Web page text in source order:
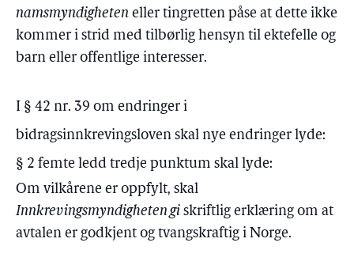
namsmyndigheten eller tingretten påse at dette ikke
kommer i strid med tilbørlig hensyn til ektefelle og
barn eller offentlige interesser.
I § 42 nr. 39 om endringer i
bidragsinnkrevingsloven skal nye endringer lyde:
§ 2 femte ledd tredje punktum skal lyde:
Om vilkårene er oppfylt, skal
Innkrevingsmyndigheten gi skriftlig erklæring om at
avtalen er godkjent og tvangskraftig i Norge.